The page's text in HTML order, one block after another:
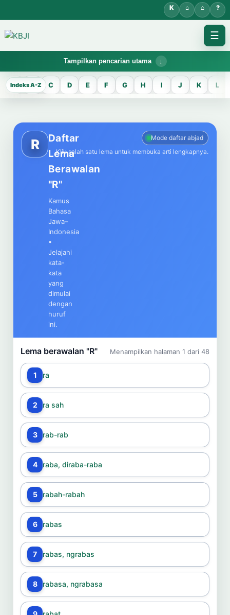
☰
Tampilkan pencarian utama
KBJI WORKSPACE
KBJI
Temukan lema Jawa dan maknanya dalam bahasa Indonesia saat
mengelola data Kamus Bahasa Jawa-Indonesia.
Masukkan kata Jawa
Dashboard
A B C D E F G H I J K L
R
Daftar
Lema
Berawalan
"R"
Kamus
Bahasa
Jawa–
Indonesia
•
Jelajahi
kata-
kata
yang
dimulai
dengan
huruf
ini.
Mode daftar abjad
Klik salah satu lema untuk membuka arti lengkapnya.
Lema berawalan "R" Menampilkan halaman 1 dari 48
1 ra
2 ra sah
3 rab-rab
4 raba, diraba-raba
5 rabah-rabah
6 rabas
7 rabas, ngrabas
8 rabasa, ngrabasa